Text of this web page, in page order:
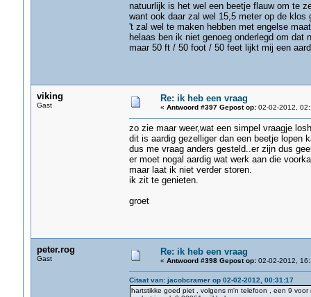
natuurlijk is het wel een beetje flauw om te
want ook daar zal wel 15,5 meter op de klos
't zal wel te maken hebben met engelse
helaas ben ik niet genoeg onderlegd om dat
maar 50 ft / 50 foot / 50 feet lijkt mij een
viking
Gast
Re: ik heb een vraag
« Antwoord #397 Gepost op:02-02-2012,
zo zie maar weer,wat een simpel vraagje
dit is aardig gezelliger dan een beetje lopen
dus me vraag anders gesteld..er zijn dus
er moet nogal aardig wat werk aan die
maar laat ik niet verder storen.
ik zit te genieten.
groet
peter.rog
Gast
Re: ik heb een vraag
« Antwoord #398 Gepost op:02-02-2012,
Citaat van: jacobcramer op 02-02-2012, 00:31:17
hartstikke goed piet , volgens m'n telefoon , een 9 voor